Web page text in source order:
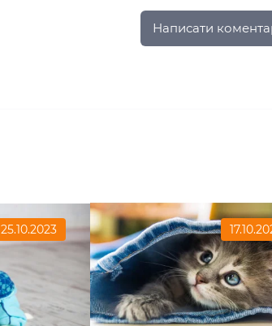
Написати
25.10.2023